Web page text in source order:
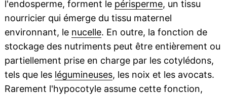
l'endosperme, forment le périsperme, un tissu
nourricier qui émerge du tissu maternel
environnant, le nucelle. En outre, la fonction de
stockage des nutriments peut être entièrement ou
partiellement prise en charge par les cotylédons,
tels que les légumineuses, les noix et les avocats.
Rarement l'hypocotyle assume cette fonction,